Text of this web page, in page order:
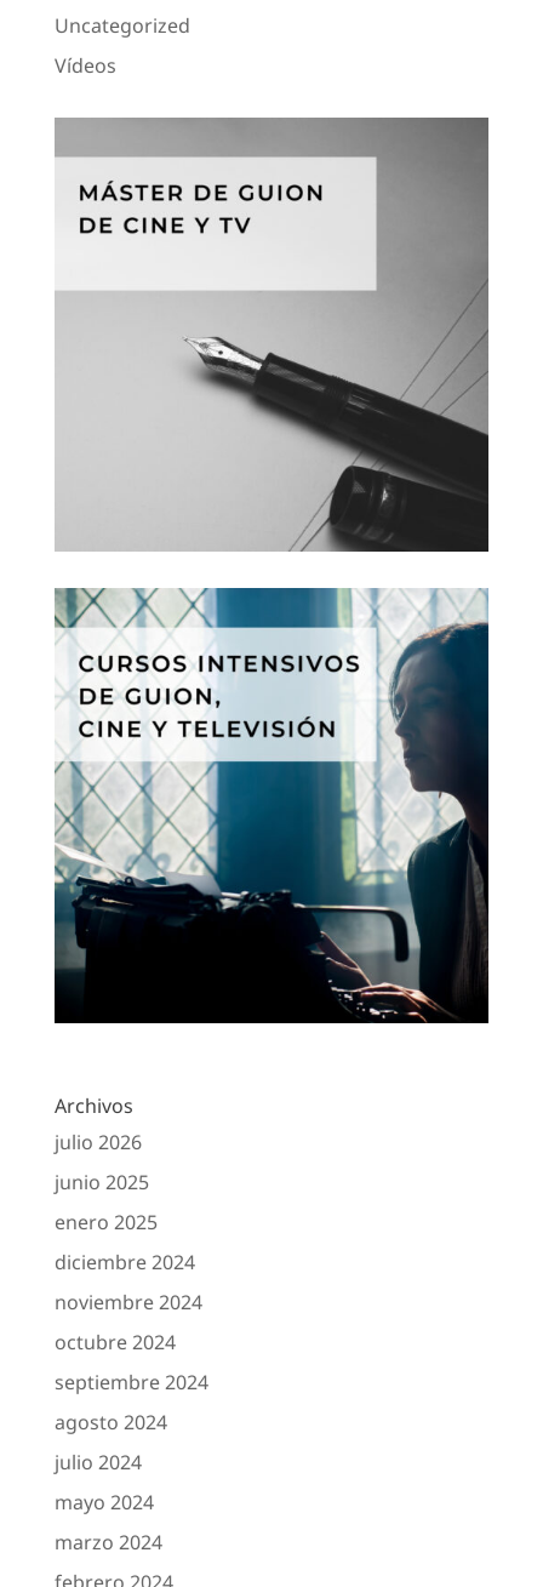
Uncategorized
Vídeos
Archivos
julio 2026
junio 2025
enero 2025
diciembre 2024
noviembre 2024
octubre 2024
septiembre 2024
agosto 2024
julio 2024
mayo 2024
marzo 2024